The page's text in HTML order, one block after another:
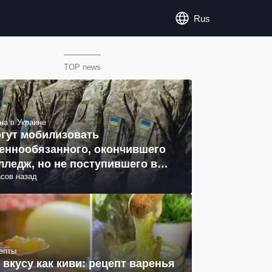
Rus
TOP news
в Украине
мобилизовать
окончившего
но не поступившего в
объяснение юриста
назад
как киви: рецепт варенья